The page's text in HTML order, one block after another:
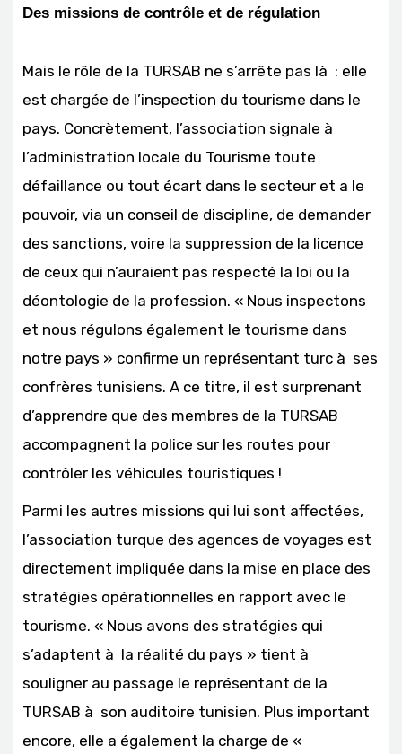
Des missions de contrôle et de régulation
Mais le rôle de la TURSAB ne s’arrête pas là : elle
est chargée de l’inspection du tourisme dans le
pays. Concrètement, l’association signale à
l’administration locale du Tourisme toute
défaillance ou tout écart dans le secteur et a le
pouvoir, via un conseil de discipline, de demander
des sanctions, voire la suppression de la licence
de ceux qui n’auraient pas respecté la loi ou la
déontologie de la profession. « Nous inspectons
et nous régulons également le tourisme dans
notre pays » confirme un représentant turc à ses
confrères tunisiens. A ce titre, il est surprenant
d’apprendre que des membres de la TURSAB
accompagnent la police sur les routes pour
contrôler les véhicules touristiques !
Parmi les autres missions qui lui sont affectées,
l’association turque des agences de voyages est
directement impliquée dans la mise en place des
stratégies opérationnelles en rapport avec le
tourisme. « Nous avons des stratégies qui
s’adaptent à la réalité du pays » tient à
souligner au passage le représentant de la
TURSAB à son auditoire tunisien. Plus important
encore, elle a également la charge de «